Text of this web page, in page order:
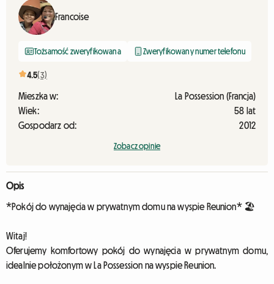
Francoise
Tożsamość zweryfikowana Zweryfikowany numer telefonu
4.5(3)
Mieszka w:
La Possession (Francja)
Wiek:
58 lat
Gospodarz od:
2012
Zobacz opinie
Opis
*Pokój do wynajęcia w prywatnym domu na wyspie Reunion* 🏖️
Witaj!
Oferujemy komfortowy pokój do wynajęcia w prywatnym domu,
idealnie położonym w La Possession na wyspie Reunion.